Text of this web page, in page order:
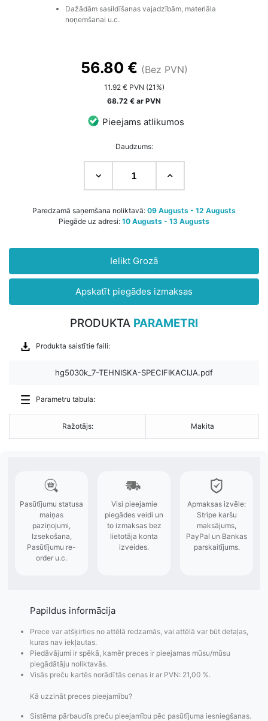
Dažādām sasildīšanas vajadzībām, materiāla
noņemšanai u.c.
56.80 € (Bez PVN)
11.92 € PVN (21%)
68.72 € ar PVN
Pieejams atlikumos
Daudzums:
Paredzamā saņemšana noliktavā: 09 Augusts - 12 Augusts
Piegāde uz adresi: 10 Augusts - 13 Augusts
Ielikt Grozā
Apskatīt piegādes izmaksas
PRODUKTA PARAMETRI
Produkta saistītie faili:
hg5030k_7-TEHNISKA-SPECIFIKACIJA.pdf
Parametru tabula:
Ražotājs: Makita
Papildus informācija
Prece var atšķirties no attēlā redzamās, vai attēlā var būt detaļas,
kuras nav iekļautas.
Piedāvājumi ir spēkā, kamēr preces ir pieejamas mūsu/mūsu
piegādātāju noliktavās.
Visās preču kartēs norādītās cenas ir ar PVN: 21,00 %.
Kā uzzināt preces pieejamību?
Sistēma pārbaudīs preču pieejamību pēc pasūtījuma iesniegšanas.